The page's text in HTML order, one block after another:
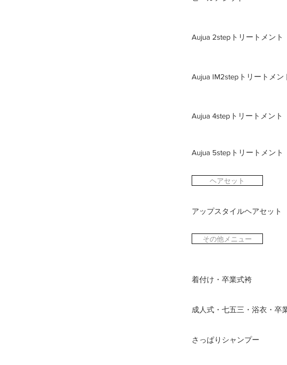
Aujua 2stepトリートメント
Aujua IM2stepトリートメン
Aujua 4stepトリートメント
Aujua 5stepトリートメント
ヘアセット
アップスタイルヘアセット
その他メニュー
着付け・卒業式袴
成人式・七五三・浴衣・卒
さっぱりシャンプー